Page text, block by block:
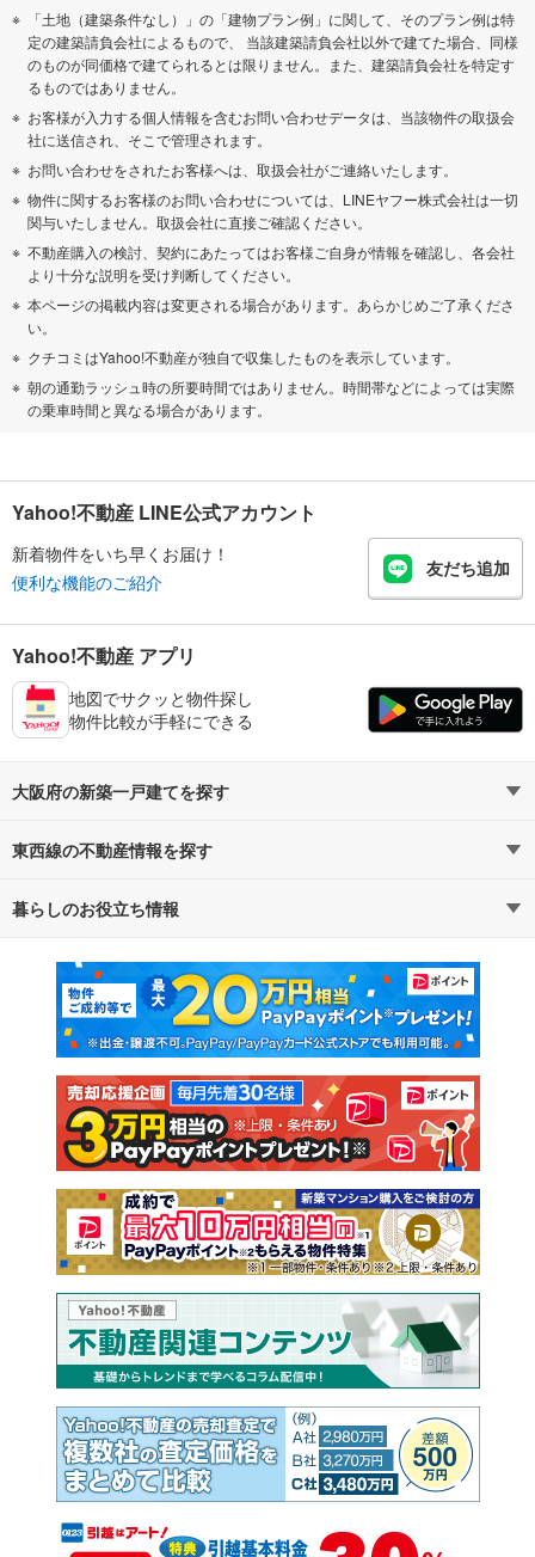
「土地（建築条件なし）」の「建物プラン例」に関して、そのプラン例は特
定の建築請負会社によるもので、 当該建築請負会社以外で建てた場合、同様
のものが同価格で建てられるとは限りません。また、建築請負会社を特定す
るものではありません。
お客様が入力する個人情報を含むお問い合わせデータは、当該物件の取扱会
社に送信され、そこで管理されます。
お問い合わせをされたお客様へは、取扱会社がご連絡いたします。
物件に関するお客様のお問い合わせについては、LINEヤフー株式会社は一切
関与いたしません。取扱会社に直接ご確認ください。
不動産購入の検討、契約にあたってはお客様ご自身が情報を確認し、各会社
より十分な説明を受け判断してください。
本ページの掲載内容は変更される場合があります。あらかじめご了承くださ
い。
クチコミはYahoo!不動産が独自で収集したものを表示しています。
朝の通勤ラッシュ時の所要時間ではありません。時間帯などによっては実際
の乗車時間と異なる場合があります。
Yahoo!不動産 LINE公式アカウント
新着物件をいち早くお届け！
便利な機能のご紹介
友だち追加
Yahoo!不動産 アプリ
地図でサクッと物件探し
物件比較が手軽にできる
大阪府の新築一戸建てを探す
路線・駅から探す
通勤・通学時間から探す
東西線の不動産情報を探す
不動産・住宅
新築マンション 中古マンション
新築一戸建て 中古一戸建て
注文住宅 土地
売却査定
暮らしのお役立ち情報
マンションカタログ 教えて！住まいの先生